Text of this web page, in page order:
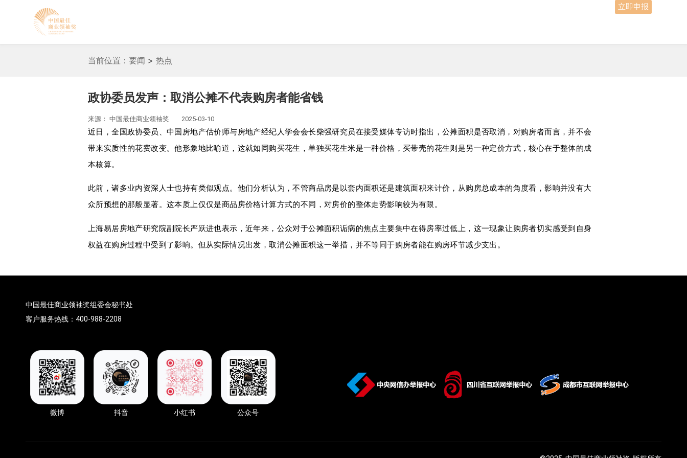
立即申报
当前位置： 要闻 > 热点
政协委员发声：取消公摊不代表购房者能省钱
来源： 中国最佳商业领袖奖 2025-03-10
近日，全国政协委员、中国房地产估价师与房地产经纪人学会会长柴强研究员在接受媒体专访时指出，公摊面积是否取消，对购房者而言，并不会
带来实质性的花费改变。他形象地比喻道，这就如同购买花生，单独买花生米是一种价格，买带壳的花生则是另一种定价方式，核心在于整体的成
本核算。
此前，诸多业内资深人士也持有类似观点。他们分析认为，不管商品房是以套内面积还是建筑面积来计价，从购房总成本的角度看，影响并没有大
众所预想的那般显著。这本质上仅仅是商品房价格计算方式的不同，对房价的整体走势影响较为有限。
上海易居房地产研究院副院长严跃进也表示，近年来，公众对于公摊面积诟病的焦点主要集中在得房率过低上，这一现象让购房者切实感受到自身
权益在购房过程中受到了影响。但从实际情况出发，取消公摊面积这一举措，并不等同于购房者能在购房环节减少支出。
中国最佳商业领袖奖组委会秘书处
客户服务热线：400-988-2208
微博 抖音 小红书 公众号